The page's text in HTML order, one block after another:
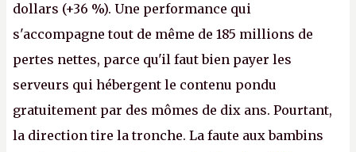
dollars (+36 %). Une performance qui
s'accompagne tout de même de 185 millions de
pertes nettes, parce qu'il faut bien payer les
serveurs qui hébergent le contenu pondu
gratuitement par des mômes de dix ans. Pourtant,
la direction tire la tronche. La faute aux bambins